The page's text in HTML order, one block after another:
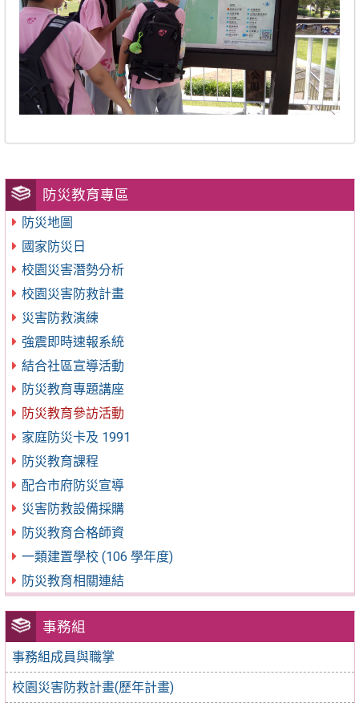
防災教育專區
防災地圖
國家防災日
校園災害潛勢分析
校園災害防救計畫
災害防救演練
強震即時速報系統
結合社區宣導活動
防災教育專題講座
防災教育參訪活動
家庭防災卡及 1991
防災教育課程
配合市府防災宣導
災害防救設備採購
防災教育合格師資
一類建置學校 (106 學年度)
防災教育相關連結
事務組
事務組成員與職掌
校園災害防救計畫(歷年計畫)